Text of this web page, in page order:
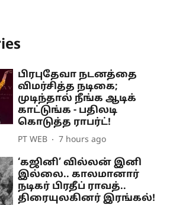
பிரபுதேவா நடனத்தை
விமர்சித்த நடிகை;
முடிந்தால் நீங்க ஆடிக்
காட்டுங்க - பதிலடி
கொடுத்த ராபர்ட்!
PT WEB 7 hours ago
‘கஜினி’ வில்லன் இனி
இல்லை.. காலமானார்
நடிகர் பிரதீப் ராவத்..
திரையுலகினர் இரங்கல்!